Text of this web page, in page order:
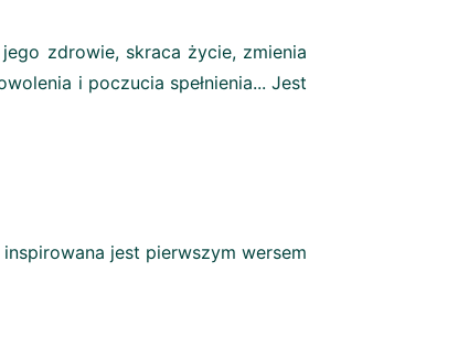
zdrowie, skraca życie, zmienia
i poczucia spełnienia... Jest
jest pierwszym wersem